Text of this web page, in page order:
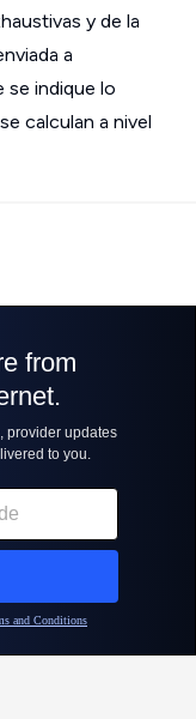
y de la
a
se indique lo
calculan a nivel